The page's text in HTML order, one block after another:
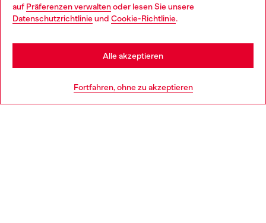
auf Präferenzen verwaltenoder lesen Sie unsere
Datenschutzrichtlinieund Cookie-Richtlinie.
Fortfahren, ohne zu akzeptieren
Alle akzeptieren
Mehr erfahren
You are currently browsing Deutschland website, but it seems
you may be based in United States